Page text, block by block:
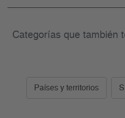
Categorías que también
Países y territorios